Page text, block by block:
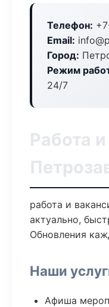
Телефон:
Email:
Город:
Режим
24/7
Работа
работа и
актуально,
Обновления
Наши
Афиша